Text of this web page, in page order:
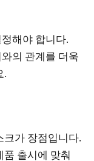
해야 합니다.
의 관계를 더욱
.
크가 장점입니다.
출시에 맞춰